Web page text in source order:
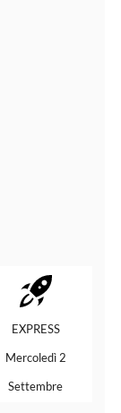
EXPRESS
Mercoledì 2
Settembre